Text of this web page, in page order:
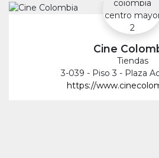
Cine
Tiendas
3-039 - Piso 3 - Plaza
https://